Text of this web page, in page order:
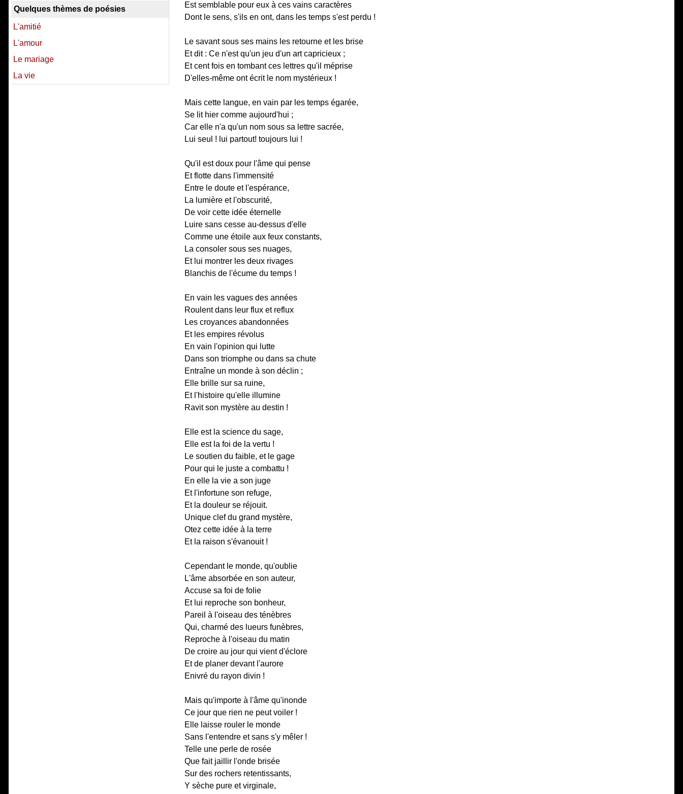
Est semblable pour eux à ces vains caractères
Dont le sens, s'ils en ont, dans les temps s'est perdu !
Le savant sous ses mains les retourne et les brise
Et dit : Ce n'est qu'un jeu d'un art capricieux ;
Et cent fois en tombant ces lettres qu'il méprise
D'elles-même ont écrit le nom mystérieux !
Mais cette langue, en vain par les temps égarée,
Se lit hier comme aujourd'hui ;
Car elle n'a qu'un nom sous sa lettre sacrée,
Lui seul ! lui partout! toujours lui !
Qu'il est doux pour l'âme qui pense
Et flotte dans l'immensité
Entre le doute et l'espérance,
La lumière et l'obscurité,
De voir cette idée éternelle
Luire sans cesse au-dessus d'elle
Comme une étoile aux feux constants,
La consoler sous ses nuages,
Et lui montrer les deux rivages
Blanchis de l'écume du temps !
En vain les vagues des années
Roulent dans leur flux et reflux
Les croyances abandonnées
Et les empires révolus
En vain l'opinion qui lutte
Dans son triomphe ou dans sa chute
Entraîne un monde à son déclin ;
Elle brille sur sa ruine,
Et l'histoire qu'elle illumine
Ravit son mystère au destin !
Elle est la science du sage,
Elle est la foi de la vertu !
Le soutien du faible, et le gage
Pour qui le juste a combattu !
En elle la vie a son juge
Et l'infortune son refuge,
Et la douleur se réjouit.
Unique clef du grand mystère,
Otez cette idée à la terre
Et la raison s'évanouit !
Cependant le monde, qu'oublie
L'âme absorbée en son auteur,
Accuse sa foi de folie
Et lui reproche son bonheur,
Pareil à l'oiseau des ténèbres
Qui, charmé des lueurs funèbres,
Reproche à l'oiseau du matin
De croire au jour qui vient d'éclore
Et de planer devant l'aurore
Enivré du rayon divin !
Mais qu'importe à l'âme qu'inonde
Ce jour que rien ne peut voiler !
Elle laisse rouler le monde
Sans l'entendre et sans s'y mêler !
Telle une perle de rosée
Que fait jaillir l'onde brisée
Sur des rochers retentissants,
Y sèche pure et virginale,
Quelques thèmes de poésies
L'amitié
L'amour
Le mariage
La vie